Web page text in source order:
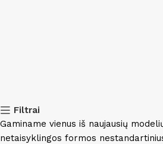
Filtrai
Gaminame vienus iš naujausių
netaisyklingos formos